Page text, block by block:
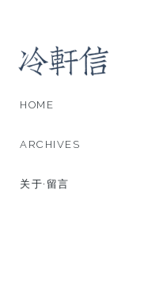
HOME
ARCHIVES
关于·留言